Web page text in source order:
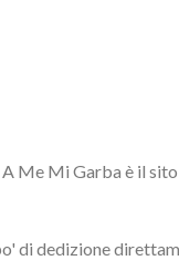
Me Mi Garba è il sito
di dedizione